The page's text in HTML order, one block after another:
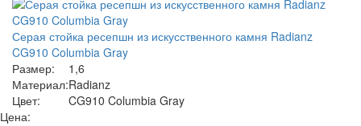
Серая стойка ресепшн из искусственного камня Radianz
CG910 Columbia Gray
Размер:
1,6
Материал:Radianz
Цвет:
CG910 Columbia Gray
Цена: